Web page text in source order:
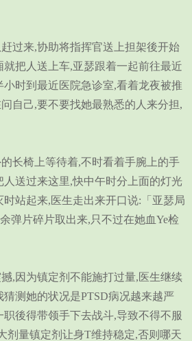
来,协助将指挥官送上担架後开始
把人送上车,亚瑟跟着一起前往最近
时到最近医院急诊室,看着龙夜被推
自己,要不要找她最熟悉的人来分担,
椅上等待着,不时看着手腕上的手
送过来这里,快中午时分上面的灯光
站起来,医生走出来开口说:「亚瑟局
弹片碎片取出来,只不过在她血Ye检
因为镇定剂不能施打过量,医生继续
测她的状况是PTSD病况越来越严
後得带领手下去战斗,导致不得不服
剂量镇定剂让身T维持稳定,否则哪天